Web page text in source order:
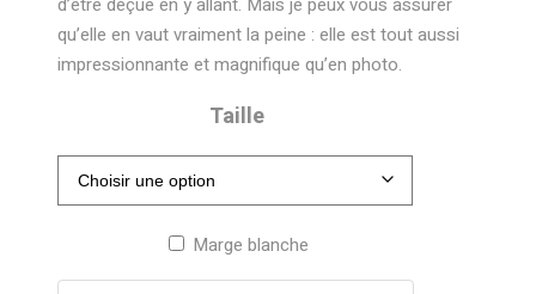
qu’elle en vaut vraiment la peine : elle est tout aussi
impressionnante et magnifique qu’en photo.
Taille
Marge blanche